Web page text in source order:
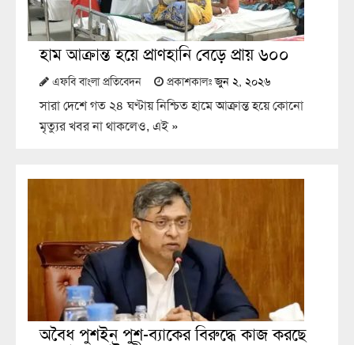
হাম আক্রান্ত হয়ে প্রাণহানি বেড়ে প্রায় ৬০০
এফবি বাংলা প্রতিবেদন প্রকাশকালঃজুন ২, ২০২৬
সারা দেশে গত ২৪ ঘণ্টায় নিশ্চিত হামে আক্রান্ত হয়ে কোনো
মৃত্যুর খবর না থাকলেও, এই»
অবৈধ পুশইন পুশ-ব্যাকের বিরুদ্ধে কাজ করছে